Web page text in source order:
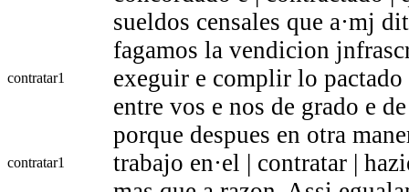
sueldos censales que a·mj
contratar1
fagamos la vendicion
exeguir e complir lo
entre vos e nos de grado e
contratar1
porque despues en otra
trabajo en·el | contratar |